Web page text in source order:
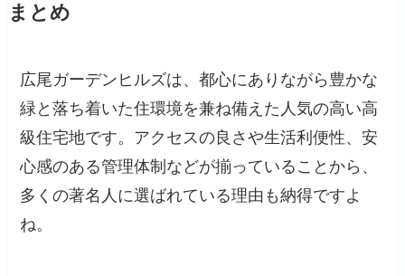
まとめ
広尾ガーデンヒルズは、都心にありながら豊かな
緑と落ち着いた住環境を兼ね備えた人気の高い高
級住宅地です。アクセスの良さや生活利便性、安
心感のある管理体制などが揃っていることから、
多くの著名人に選ばれている理由も納得ですよ
ね。